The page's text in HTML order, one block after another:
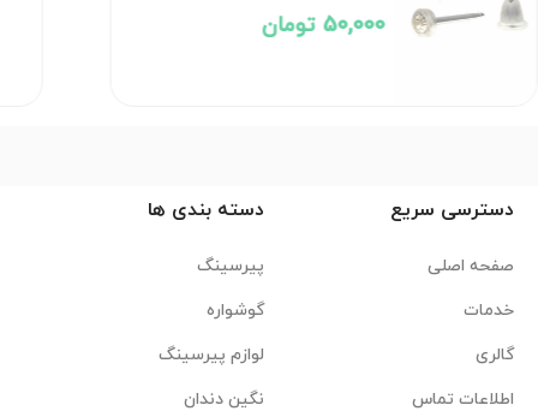
50,000 تومان
دسترسی سریع
صفحه اصلی
خدمات
گالری
اطلاعات تماس
دسته بندی ها
پیرسینگ
گوشواره
لوازم پیرسینگ
نگین دندان